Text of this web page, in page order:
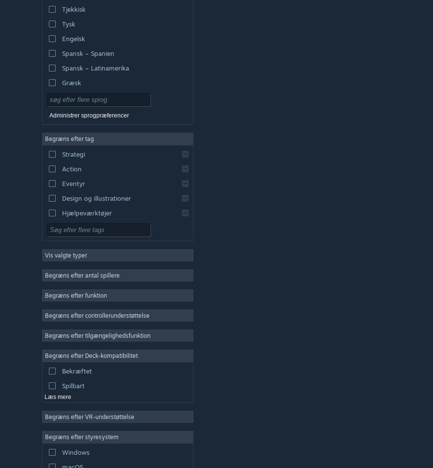
Tjekkisk
Tysk
Engelsk
Spansk – Spanien
Spansk – Latinamerika
Græsk
Administrer sprogpræferencer
Begræns efter tag
Strategi
Action
Eventyr
Design og illustrationer
Hjælpeværktøjer
Gratis at spille
Massiv multiplayer
Indie
Simulation
Videoproduktion
Billedredigering
Vis valgte typer
Begræns efter antal spillere
Begræns efter funktion
Begræns efter controllerunderstøttelse
Begræns efter tilgængelighedsfunktion
Begræns efter Deck-kompatibilitet
Bekræftet
Spilbart
Læs mere
Begræns efter VR-understøttelse
Begræns efter styresystem
Windows